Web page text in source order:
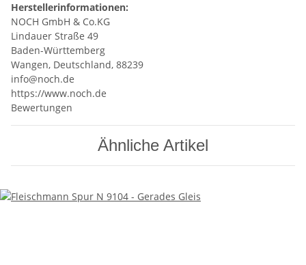
Herstellerinformationen:
NOCH GmbH & Co.KG
Lindauer Straße 49
Baden-Württemberg
Wangen, Deutschland, 88239
info@noch.de
https://www.noch.de
Bewertungen
Ähnliche Artikel